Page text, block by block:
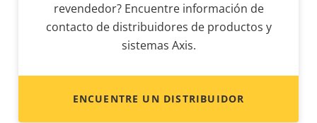
revendedor? Encuentre información de
contacto de distribuidores de productos y
sistemas Axis.
ENCUENTRE UN DISTRIBUIDOR